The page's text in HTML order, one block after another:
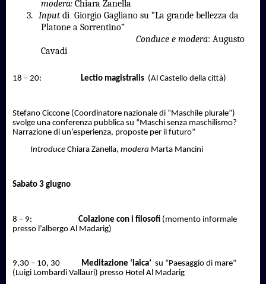
modera: Chiara Zanella
3. Inputdi Giorgio Gagliano su “La grande bellezza da
Platone a Sorrentino”
Conduce e modera: Augusto
Cavadi
18 – 20: Lectio magistralis (Al Castello della città)
Stefano Ciccone (Coordinatore nazionale di “Maschile plurale”)
svolge una conferenza pubblica su “Maschi senza maschilismo?
Narrazione di un’esperienza, proposte per il futuro”
Introduce Chiara Zanella, modera Marta Mancini
Sabato 3 giugno
8 – 9: Colazione con i filosofi (momento informale
presso l’albergo Al Madarig)
9,30 – 10, 30 Meditazione ‘laica’ su “Paesaggio di mare”
(Luigi Lombardi Vallauri) presso Hotel Al Madarig